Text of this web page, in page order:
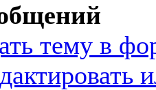
тему в